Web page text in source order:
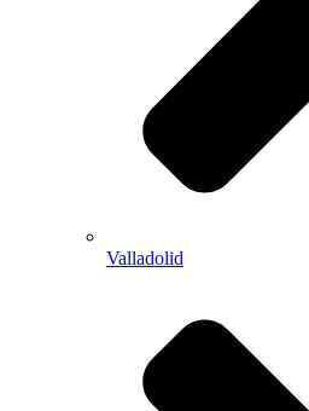
Valladolid